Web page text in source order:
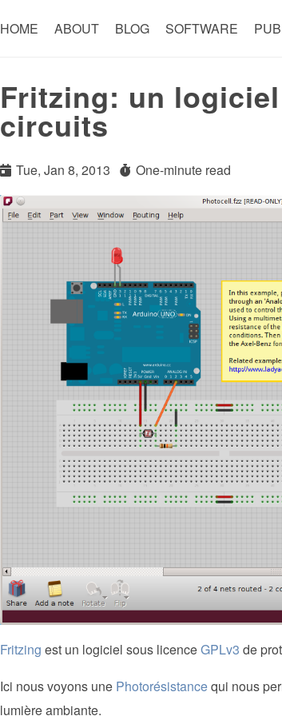
HOME ABOUT BLOG SOFTWARE
Fritzing: un
circuits
Tue, Jan 8, 2013 One-minute read
Fritzing est un logiciel sous licenceGPLv3 de
Ici nous voyons une Photorésistancequi nous
lumière ambiante.